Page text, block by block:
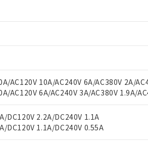
AC120V 10A/AC240V 6A/AC380V 2A/
AC120V 6A/AC240V 3A/AC380V 1.9A/
DC120V 2.2A/DC240V 1.1A
DC120V 1.1A/DC240V 0.55A
び標準価格はお客様のお取引先、またはお
ください。
売店や当社販売拠点は「販売ネットワーク
価格結果を当社の事前の承諾なく第三者に
品リスト作成サービス）をご利用いただく
び制御機器に対する適用除外項目は除く。
どにより、予定月が前後することがありま
率が中国RoHSの基準値以下であることを
率が中国RoHSの基準値を超えていること
T26572)：
、 Cd(カドミウム) : 100ppm、
ポリ臭化ビフェニル類) : 1000ppm、 PBDEs(ポ
、 DIBP(フタル酸ジイソブチル) : 1000ppm、 BBP(
シル)) : 1000ppm
）のすべてが基準値以下であることを示し
において有害物質が外部に漏えいし、環
製品のうち、外国為替および外国貿易法に
核兵器、ミサイル、化学兵器、生物兵器ま
しません。
第三者に販売する場合は、上記1、2および
および販売に係わる関係者が違法に輸出す
庫あり
ないが在庫あり
在庫状況については、お客様のお取引先
社販売員にご確認ください)